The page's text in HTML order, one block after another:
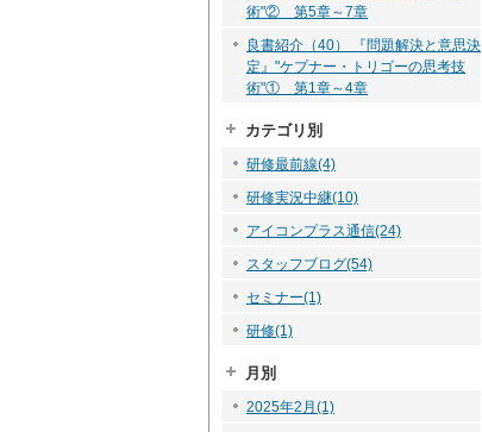
術"② 第5章～7章
良書紹介（40） 『問題解決と意思決
定』"ケプナー・トリゴーの思考技
術"① 第1章～4章
カテゴリ別
研修最前線(4)
研修実況中継(10)
アイコンプラス通信(24)
スタッフブログ(54)
セミナー(1)
研修(1)
月別
2025年2月(1)